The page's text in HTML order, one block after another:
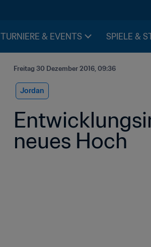
TURNIERE & EVENTS SPIELE &
Freitag 30 Dezember 2016, 09:36
Jordan
neues Hoch